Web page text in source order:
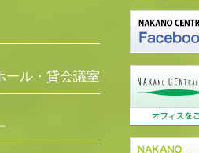
ール・貸会議室